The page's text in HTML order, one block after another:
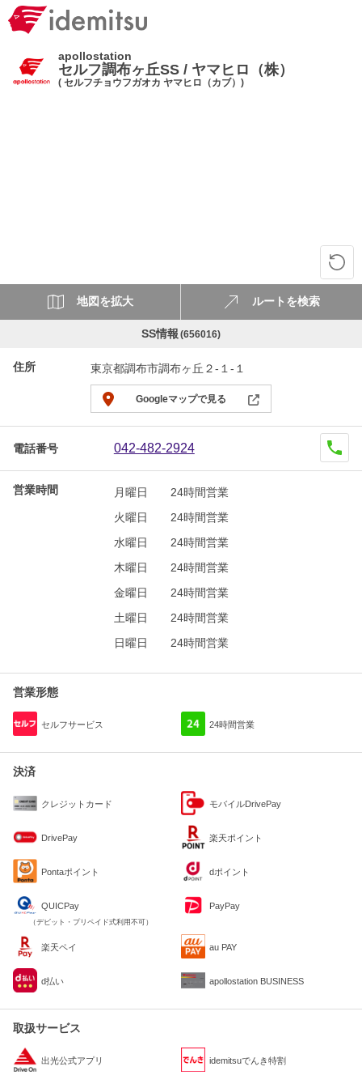
apollostation
セルフ調布ヶ丘SS / ヤマヒロ（株）
( セルフチョウフガオカ ヤマヒロ（カブ）)
SS情報 (656016)
住所 東京都調布市調布ヶ丘２-１-１
Googleマップで見る
電話番号 042-482-2924
営業時間 月曜日
24時間営業
火曜日
24時間営業
水曜日
24時間営業
木曜日
24時間営業
金曜日
24時間営業
土曜日
24時間営業
日曜日
24時間営業
地図を拡大 ルートを検索
営業形態
セルフサービス 24時間営業
決済
クレジットカード モバイルDrivePay
DrivePay 楽天ポイント
Pontaポイント dポイント
QUICPay
（デビット・プリペイド式利用不可）
PayPay
楽天ペイ au PAY
d払い apollostation BUSINESS
取扱サービス
出光公式アプリ idemitsuでんき特割